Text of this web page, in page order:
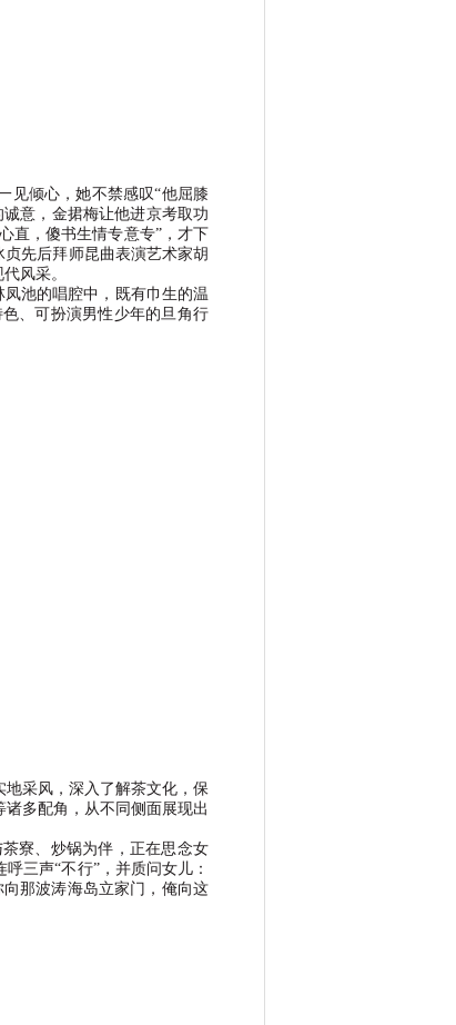
见倾心，她不禁感叹“他屈膝
意，金捃梅让他进京考取功
直，傻书生情专意专”，才下
先后拜师昆曲表演艺术家胡
风采。
池的唱腔中，既有巾生的温
、可扮演男性少年的旦角行
地采风，深入了解茶文化，保
多配角，从不同侧面展现出
寮、炒锅为伴，正在思念女
呼三声“不行”，并质问女儿：
那波涛海岛立家门，俺向这